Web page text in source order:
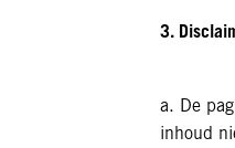
3.
a. De
inhoud